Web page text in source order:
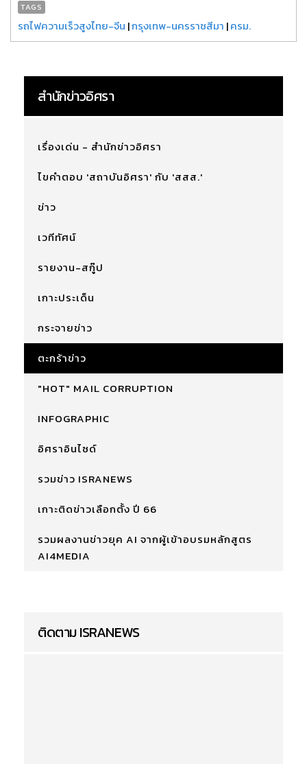
TAGS
รถไฟความเร็วสูงไทย-จีน |กรุงเทพ-นครราชสีมา |ครม.
สำนักข่าวอิศรา
เรื่องเด่น - สำนักข่าวอิศรา
ไขคำตอบ 'สถาบันอิศรา' กับ 'สสส.'
ข่าว
เวทีทัศน์
รายงาน-สกู๊ป
เกาะประเด็น
กระจายข่าว
ตะกร้าข่าว
"HOT" MAIL CORRUPTION
INFOGRAPHIC
อิศราอินไซด์
รวมข่าว ISRANEWS
เกาะติดข่าวเลือกตั้ง ปี 66
รวมผลงานข่าวยุค AI จากผู้เข้าอบรมหลักสูตร
AI4MEDIA
ติดตาม ISRANEWS